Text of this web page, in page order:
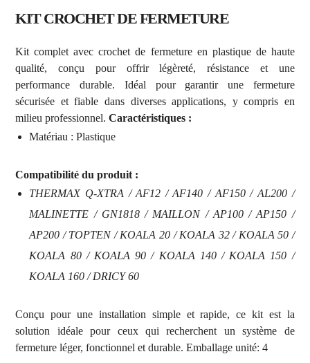
KIT CROCHET DE FERMETURE
Kit complet avec crochet de fermeture en plastique de haute
qualité, conçu pour offrir légèreté, résistance et une
performance durable. Idéal pour garantir une fermeture
sécurisée et fiable dans diverses applications, y compris en
milieu professionnel.Caractéristiques :
Matériau : Plastique
Compatibilité du produit :
THERMAX Q-XTRA / AF12 / AF140 / AF150 / AL200 /
MALINETTE / GN1818 / MAILLON / AP100 / AP150 /
AP200 / TOPTEN / KOALA 20 / KOALA 32 / KOALA 50 /
KOALA 80 / KOALA 90 / KOALA 140 / KOALA 150 /
KOALA 160 / DRICY 60
Conçu pour une installation simple et rapide, ce kit est la
solution idéale pour ceux qui recherchent un système de
fermeture léger, fonctionnel et durable. Emballage unité: 4